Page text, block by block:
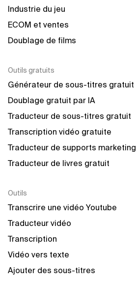
Industrie du jeu
ECOM et ventes
Doublage de films
Outils gratuits
Générateur de sous-titres gratuit
Doublage gratuit par IA
Traducteur de sous-titres gratuit
Transcription vidéo gratuite
Traducteur de supports marketing
Traducteur de livres gratuit
Outils
Transcrire une vidéo Youtube
Traducteur vidéo
Transcription
Vidéo vers texte
Ajouter des sous-titres